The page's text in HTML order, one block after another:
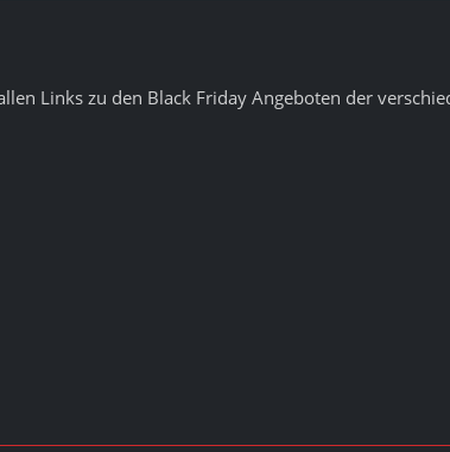
Links zu den Black Friday Angeboten der